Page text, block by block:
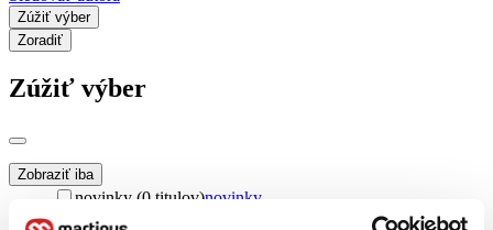
Zúžiť výber
Zoradiť
Zúžiť výber
Zobraziť iba
novinky (0 titulov)novinky
zľavnené tituly (0 titulov)